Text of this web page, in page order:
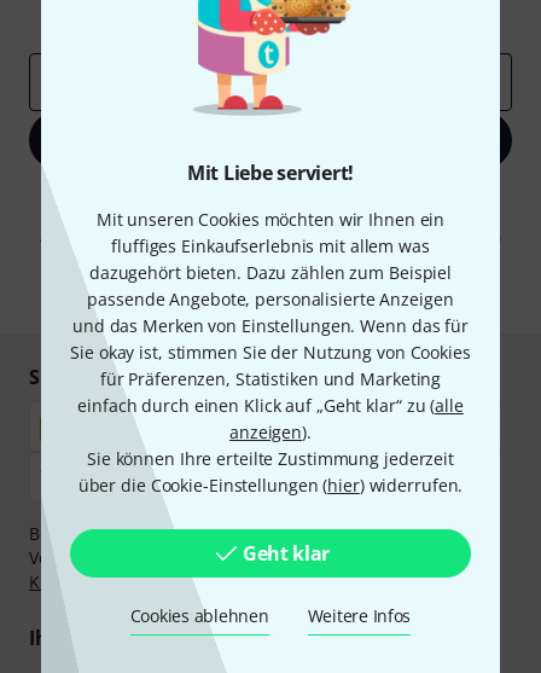
Mit Liebe serviert!
Mit unseren Cookies möchten wir Ihnen ein
fluffiges Einkaufserlebnis mit allem was
dazugehört bieten. Dazu zählen zum Beispiel
passende Angebote, personalisierte Anzeigen
und das Merken von Einstellungen. Wenn das für
Sie okay ist, stimmen Sie der Nutzung von Cookies
für Präferenzen, Statistiken und Marketing
einfach durch einen Klick auf „Geht klar“ zu (alle
anzeigen).
Sie können Ihre erteilte Zustimmung jederzeit
über die Cookie-Einstellungen (hier) widerrufen.
Geht klar
Cookies ablehnen Weitere Infos
Inspirierende Beiträge
Deals
Mit Klick auf „Jetzt anmelden“ stimmen Sie dem Erhalt von E-Mail-
Werbung und einer Messung des E-Mail-Nutzungsverhaltens zu. Die
Abmeldung ist jederzeit möglich. Weitere Informationen finden Sie in
unserenDatenschutzhinweisen.
* Pflichtfeld
Sicher einkaufen & bezahlen
Bezahlen Sie vertraulich und sicher per Nachnahme,
Vorkasse, PayPal, Amazon Pay,Klarna Sofort bezahlen
,
Klarna Ratenzahlungoder Kreditkarte.
Ihre Vorteile